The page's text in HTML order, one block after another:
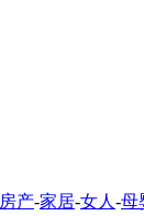
房产-家居-女人 -母